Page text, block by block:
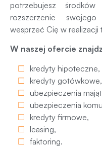
potrzebujesz
rozszerzenie
wesprzeć Cię w realizacji
W naszej ofercie
kredyty hipoteczne,
kredyty gotówkowe,
ubezpieczenia
ubezpieczenia
kredyty firmowe,
leasing,
faktoring.